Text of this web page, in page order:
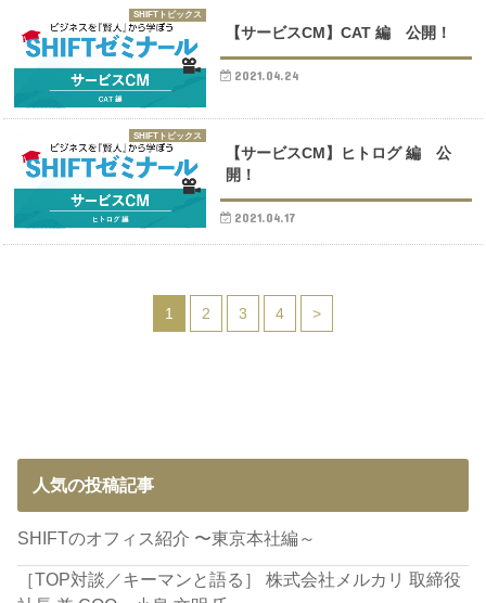
SHIFTトピックス
【サービスCM】CAT 編 公開！
2021.04.24
SHIFTトピックス
【サービスCM】ヒトログ 編 公
開！
2021.04.17
1 2 3 4 >
人気の投稿記事
SHIFTのオフィス紹介 〜東京本社編～
［TOP対談／キーマンと語る］ 株式会社メルカリ 取締役